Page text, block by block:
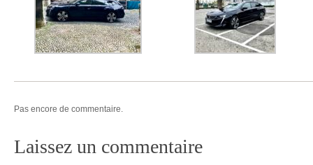
Pas encore de commentaire.
Laissez un commentaire